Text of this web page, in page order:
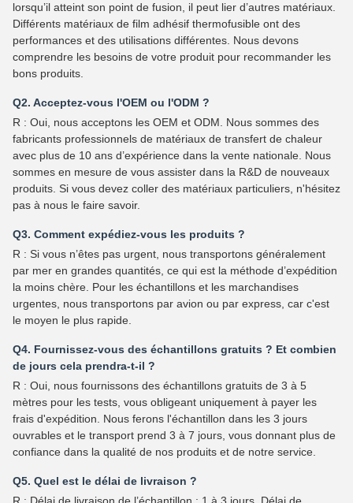
lorsqu’il atteint son point de fusion, il peut lier d’autres matériaux.
Différents matériaux de film adhésif thermofusible ont des
performances et des utilisations différentes. Nous devons
comprendre les besoins de votre produit pour recommander les
bons produits.
Q2. Acceptez-vous l'OEM ou l'ODM ?
R : Oui, nous acceptons les OEM et ODM. Nous sommes des
fabricants professionnels de matériaux de transfert de chaleur
avec plus de 10 ans d’expérience dans la vente nationale. Nous
sommes en mesure de vous assister dans la R&D de nouveaux
produits. Si vous devez coller des matériaux particuliers, n'hésitez
pas à nous le faire savoir.
Q3. Comment expédiez-vous les produits ?
R : Si vous n’êtes pas urgent, nous transportons généralement
par mer en grandes quantités, ce qui est la méthode d’expédition
la moins chère. Pour les échantillons et les marchandises
urgentes, nous transportons par avion ou par express, car c'est
le moyen le plus rapide.
Q4. Fournissez-vous des échantillons gratuits ? Et combien
de jours cela prendra-t-il ?
R : Oui, nous fournissons des échantillons gratuits de 3 à 5
mètres pour les tests, vous obligeant uniquement à payer les
frais d'expédition. Nous ferons l'échantillon dans les 3 jours
ouvrables et le transport prend 3 à 7 jours, vous donnant plus de
confiance dans la qualité de nos produits et de notre service.
Q5. Quel est le délai de livraison ?